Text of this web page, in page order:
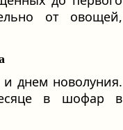
от овощей,
днем новолуния.
в шофар в